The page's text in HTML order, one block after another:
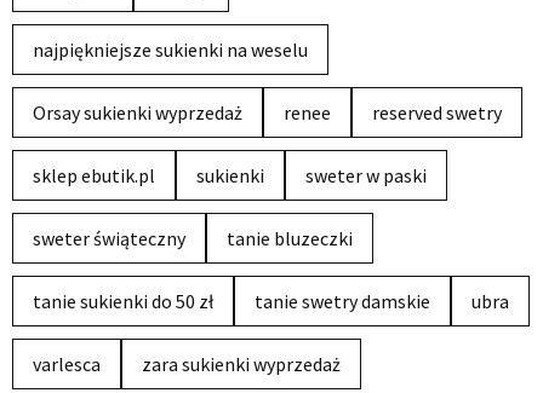
najpiękniejsze sukienki na weselu
Orsay sukienki wyprzedaż renee reserved swetry
sklep ebutik.pl sukienki sweter w paski
sweter świąteczny tanie bluzeczki
tanie sukienki do 50 zł tanie swetry damskie ubra
varlesca zara sukienki wyprzedaż